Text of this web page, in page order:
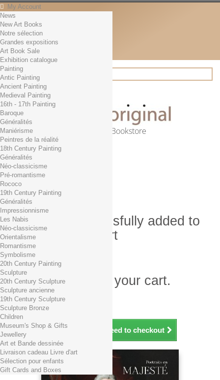
My Account
Contact
English
English
Français
News
Search
Online Art Bookstore
Cart (empty)
No products
Free shipping!
0,00 € Total
Check out
Product successfully added to
your shopping cart
Quantity
Total
There is 1 item in your cart.
Total products (tax incl.)
Total shipping TTC
Total (tax incl.)
Continue shopping Proceed to checkout
News
New Art Books
Notre sélection
Grandes expositions
Art Book Sale
Exhibition catalogue
Painting
Antic Painting
Ancient Painting
Medieval Painting
16th - 17th Painting
Baroque
Généralités
Maniérisme
Peintres de la réalité
18th Century Painting
Généralités
Néo-classicisme
Pré-romantisme
Rococo
19th Century Painting
Généralités
Impressionnisme
Les Nabis
Néo-classicisme
Orientalisme
Romantisme
Symbolisme
20th Century Painting
Sculpture
20th Century Sculpture
Sculpture ancienne
19th Century Sculpture
Sculpture Bronze
Children
Museum's Shop & Gifts
Jewellery
Art et Bande dessinée
Livraison cadeau Livre d'art
Sélection pour enfants
Gift Cards and Boxes